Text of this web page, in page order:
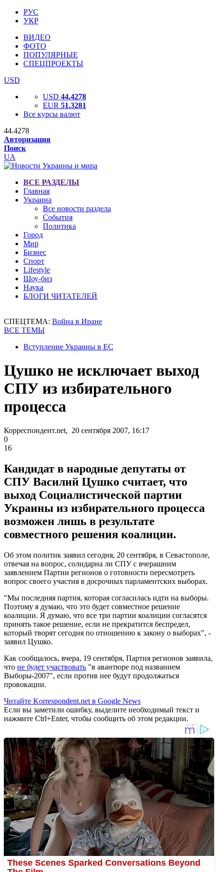
РУС
УКР
ВИДЕО
ФОТО
ПОПУЛЯРНЫЕ
СПЕЦПРОЕКТЫ
USD
USD 44.4278
EUR 51.3281
Все курсы валют
44.4278
Авторизация
Поиск
UA
ВСЕ РАЗДЕЛЫ
Главная
Украина
Все новости раздела
События
Политика
Город
Мир
Бизнес
Спорт
Lifestyle
Шоу-биз
Наука
БЛОГИ ЧИТАТЕЛЕЙ
СПЕЦТЕМА: Война в Иране
ВСЕ ТЕМЫ
Вступление Украины в ЕС
Цушко не исключает выход
СПУ из избирательного
процесса
Корреспондент.net, 20 сентября 2007, 16:17
0
16
Кандидат в народные депутаты от
СПУ Василий Цушко считает, что
выход Социалистической партии
Украины из избирательного процесса
возможен лишь в результате
совместного решения коалиции.
Об этом политик заявил сегодня, 20 сентября, в Севастополе,
отвечая на вопрос, солидарна ли СПУ с вчерашним
заявлением Партии регионов о готовности пересмотреть
вопрос своего участия в досрочных парламентских выборах.
"Мы последняя партия, которая согласилась идти на выборы.
Поэтому я думаю, что это будет совместное решение
коалиции. Я думаю, что все три партии коалиции согласятся
принять такое решение, если не прекратится беспредел,
который творят сегодня по отношению к закону о выборах", -
заявил Цушко.
Как сообщалось, вчера, 19 сентября, Партия регионов заявила,
что не будет участвовать "в авантюре под названием
Выборы-2007", если против нее будут продолжаться
провокации.
Читайте Korrespondent.net в Google News
Если вы заметили ошибку, выделите необходимый текст и
нажмите Ctrl+Enter, чтобы сообщить об этом редакции.